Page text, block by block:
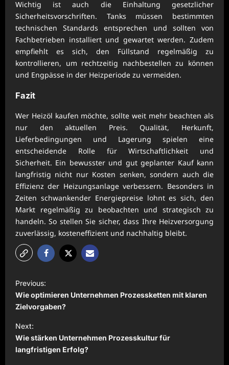
Wichtig ist auch die Einhaltung gesetzlicher
Sicherheitsvorschriften. Tanks müssen bestimmten
technischen Standards entsprechen und sollten von
Fachbetrieben installiert und gewartet werden. Zudem
empfiehlt es sich, den Füllstand regelmäßig zu
kontrollieren, um rechtzeitig nachbestellen zu können
und Engpässe in der Heizperiode zu vermeiden.
Fazit
Wer Heizöl kaufen möchte, sollte weit mehr beachten als
nur den aktuellen Preis. Qualität, Herkunft,
Lieferbedingungen und Lagerung spielen eine
entscheidende Rolle für Wirtschaftlichkeit und
Sicherheit. Ein bewusster und gut geplanter Kauf kann
langfristig nicht nur Kosten senken, sondern auch die
Effizienz der Heizungsanlage verbessern. Besonders in
Zeiten schwankender Energiepreise lohnt es sich, den
Markt regelmäßig zu beobachten und strategisch zu
handeln. So stellen Sie sicher, dass Ihre Heizversorgung
zuverlässig, kosteneffizient und nachhaltig bleibt.
P
o
s
t
n
a
Previous:
Wie optimieren Unternehmen Prozessketten mit klaren
Zielvorgaben?
Next:
Wie stärken Unternehmen Prozesskultur für
langfristigen Erfolg?